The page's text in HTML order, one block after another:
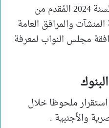
وأقر السيسي القانون رقم 3 لسنة 2024 المُقدم من
والمرافق العامة
مجلس النواب لمعرفة
ملحوظا خلال
والأجنبية .